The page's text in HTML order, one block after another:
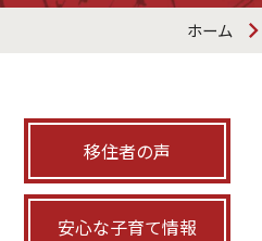
ホーム
移住者の声
安心な子育て情報